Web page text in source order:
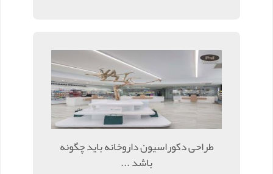
طراحی دکوراسیون داروخانه باید چگونه
باشد ...